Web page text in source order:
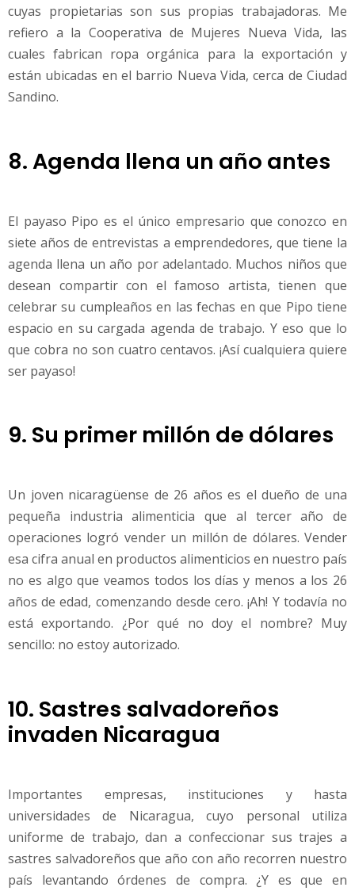
cuyas propietarias son sus propias trabajadoras. Me
refiero a la Cooperativa de Mujeres Nueva Vida, las
cuales fabrican ropa orgánica para la exportación y
están ubicadas en el barrio Nueva Vida, cerca de Ciudad
Sandino.
8. Agenda llena un año antes
El payaso Pipo es el único empresario que conozco en
siete años de entrevistas a emprendedores, que tiene la
agenda llena un año por adelantado. Muchos niños que
desean compartir con el famoso artista, tienen que
celebrar su cumpleaños en las fechas en que Pipo tiene
espacio en su cargada agenda de trabajo. Y eso que lo
que cobra no son cuatro centavos. ¡Así cualquiera quiere
ser payaso!
9. Su primer millón de dólares
Un joven nicaragüense de 26 años es el dueño de una
pequeña industria alimenticia que al tercer año de
operaciones logró vender un millón de dólares. Vender
esa cifra anual en productos alimenticios en nuestro país
no es algo que veamos todos los días y menos a los 26
años de edad, comenzando desde cero. ¡Ah! Y todavía no
está exportando. ¿Por qué no doy el nombre? Muy
sencillo: no estoy autorizado.
10. Sastres salvadoreños
invaden Nicaragua
Importantes empresas, instituciones y hasta
universidades de Nicaragua, cuyo personal utiliza
uniforme de trabajo, dan a confeccionar sus trajes a
sastres salvadoreños que año con año recorren nuestro
país levantando órdenes de compra. ¿Y es que en